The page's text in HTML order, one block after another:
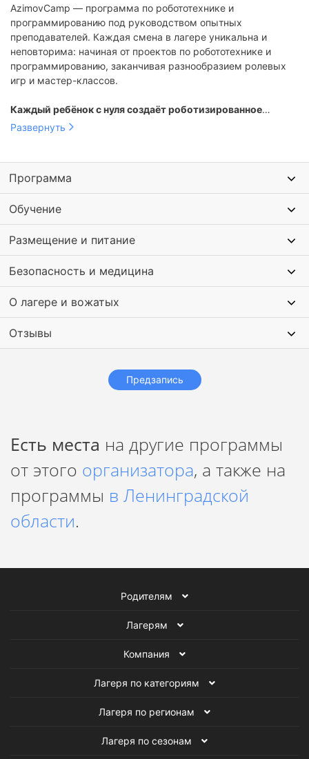
AzimovCamp — программа по робототехнике и
программированию под руководством опытных
преподавателей. Каждая смена в лагере уникальна и
неповторима: начиная от проектов по робототехнике и
программированию, заканчивая разнообразием ролевых
игр и мастер-классов.
Каждый ребёнок с нуля создаёт роботизированное
устройство , которое затем может забрать домой:
завершают ее
Telegram, анимационный мультфильм, компьютерная игра и
др. Такой проект они затем копируют себе и могут
использовать его в дальнейшем!
Развернуть
Программа
Обучение
Размещение и питание
Безопасность и медицина
О лагере и вожатых
Отзывы
Предзапись
Есть места на другие программы
от этого организатора, а также на
программы в Ленинградской
области.
Родителям
Лагерям
Компания
Лагеря по категориям
Лагеря по регионам
Лагеря по сезонам